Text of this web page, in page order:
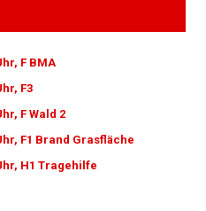
F BMA
F3
F Wald 2
F1 Brand Grasfläche
H1 Tragehilfe